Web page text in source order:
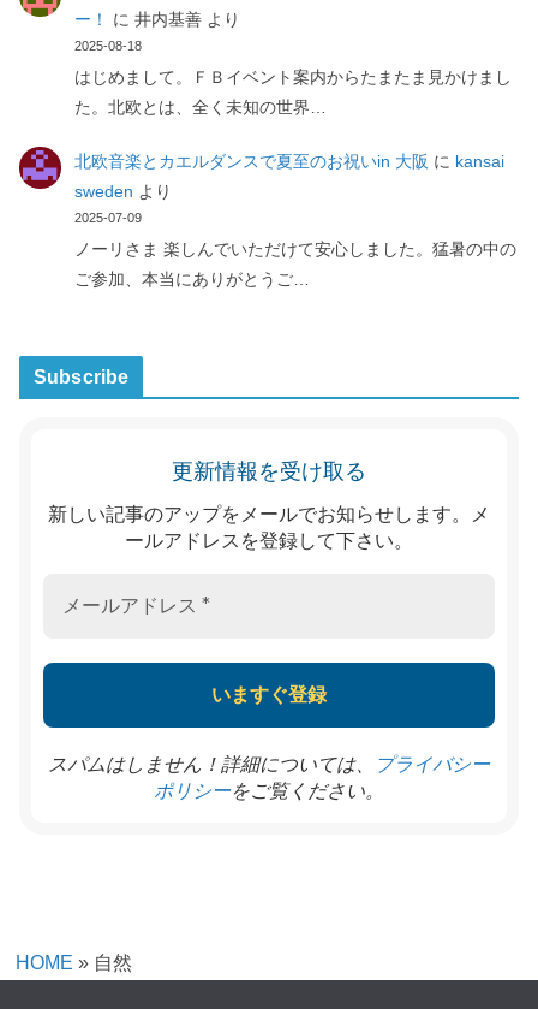
ー！
に 井内基善より
2025-08-18
はじめまして。ＦＢイベント案内からたまたま見かけまし
た。北欧とは、全く未知の世界…
北欧音楽とカエルダンスで夏至のお祝いin 大阪 に kansai
sweden より
2025-07-09
ノーリさま 楽しんでいただけて安心しました。猛暑の中の
ご参加、本当にありがとうご…
Subscribe
更新情報を受け取る
新しい記事のアップをメールでお知らせします。メ
ールアドレスを登録して下さい。
スパムはしません！詳細については、
プライバシー
ポリシーをご覧ください。
HOME » 自然